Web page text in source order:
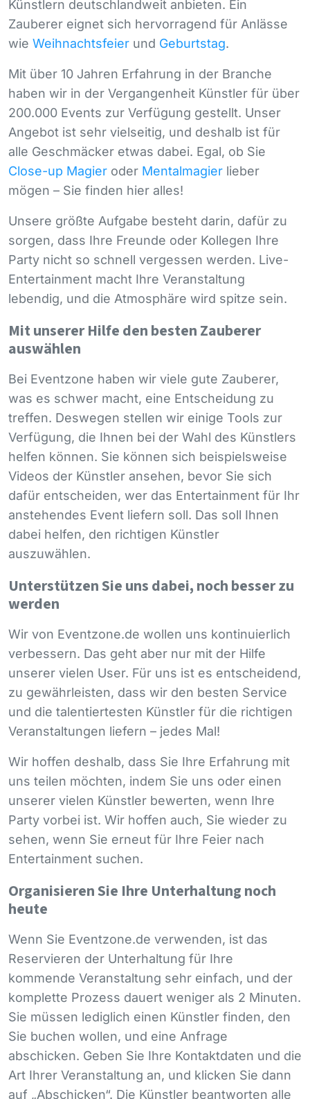
Künstlern deutschlandweit anbieten. Ein
Zauberer eignet sich hervorragend für Anlässe
wie Weihnachtsfeier und Geburtstag.
Mit über 10 Jahren Erfahrung in der Branche
haben wir in der Vergangenheit Künstler für über
200.000 Events zur Verfügung gestellt. Unser
Angebot ist sehr vielseitig, und deshalb ist für
alle Geschmäcker etwas dabei. Egal, ob Sie
Close-up Magier oder Mentalmagier lieber
mögen – Sie finden hier alles!
Unsere größte Aufgabe besteht darin, dafür zu
sorgen, dass Ihre Freunde oder Kollegen Ihre
Party nicht so schnell vergessen werden. Live-
Entertainment macht Ihre Veranstaltung
lebendig, und die Atmosphäre wird spitze sein.
Mit unserer Hilfe den besten Zauberer
auswählen
Bei Eventzone haben wir viele gute Zauberer,
was es schwer macht, eine Entscheidung zu
treffen. Deswegen stellen wir einige Tools zur
Verfügung, die Ihnen bei der Wahl des Künstlers
helfen können. Sie können sich beispielsweise
Videos der Künstler ansehen, bevor Sie sich
dafür entscheiden, wer das Entertainment für Ihr
anstehendes Event liefern soll. Das soll Ihnen
dabei helfen, den richtigen Künstler
auszuwählen.
Unterstützen Sie uns dabei, noch besser zu
werden
Wir von Eventzone.de wollen uns kontinuierlich
verbessern. Das geht aber nur mit der Hilfe
unserer vielen User. Für uns ist es entscheidend,
zu gewährleisten, dass wir den besten Service
und die talentiertesten Künstler für die richtigen
Veranstaltungen liefern – jedes Mal!
Wir hoffen deshalb, dass Sie Ihre Erfahrung mit
uns teilen möchten, indem Sie uns oder einen
unserer vielen Künstler bewerten, wenn Ihre
Party vorbei ist. Wir hoffen auch, Sie wieder zu
sehen, wenn Sie erneut für Ihre Feier nach
Entertainment suchen.
Organisieren Sie Ihre Unterhaltung noch
heute
Wenn Sie Eventzone.de verwenden, ist das
Reservieren der Unterhaltung für Ihre
kommende Veranstaltung sehr einfach, und der
komplette Prozess dauert weniger als 2 Minuten.
Sie müssen lediglich einen Künstler finden, den
Sie buchen wollen, und eine Anfrage
abschicken. Geben Sie Ihre Kontaktdaten und die
Art Ihrer Veranstaltung an, und klicken Sie dann
auf „Abschicken“. Die Künstler beantworten alle